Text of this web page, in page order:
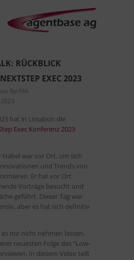
RÜCKBLICK
EXEC 2023
Rychlik
hat in Lissabon die
Exec Konferenz 2023
Habel war vor Ort, um sich
und Trends von
Er hat vor Ort
Vorträge besucht und
geführt. Dieser Tag war
aber es hat sich definitiv
mir nicht nehmen lassen,
neuesten Folge des “Low-
In diesem Video teilt